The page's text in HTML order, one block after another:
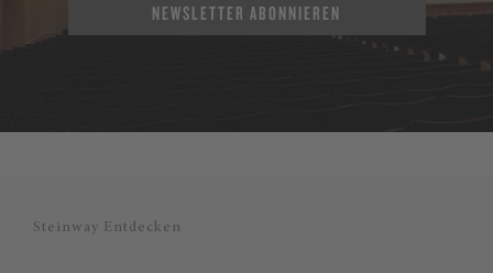
NEWSLETTER ABONNIEREN
Steinway Entdecken